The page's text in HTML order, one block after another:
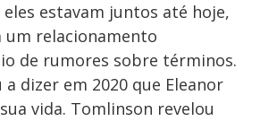
estavam juntos até hoje,
um relacionamento
de rumores sobre términos.
dizer em 2020 que Eleanor
vida. Tomlinson revelou